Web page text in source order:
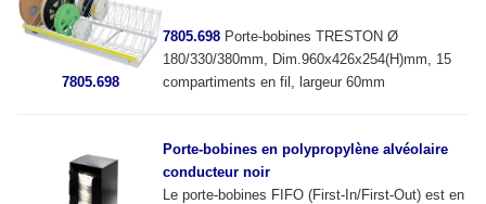
7805.698
7805.698 Porte-bobines TRESTON Ø
180/330/380mm, Dim.960x426x254(H)mm, 15
compartiments en fil, largeur 60mm
Porte-bobines en polypropylène alvéolaire
conducteur noir
Le porte-bobines FIFO (First-In/First-Out) est en